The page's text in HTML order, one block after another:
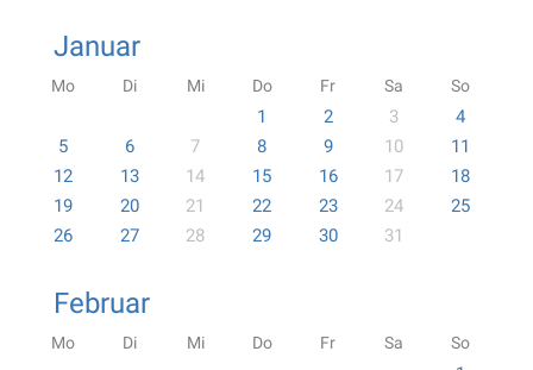
Januar
Mo Di Mi Do Fr Sa So
1 2 3
4
5
6 7 8 9 10
11
12
13 14 15 16 17
18
19
20 21 22 23 24
25
26
27 28 29 30 31
Februar
Mo Di Mi Do Fr Sa So